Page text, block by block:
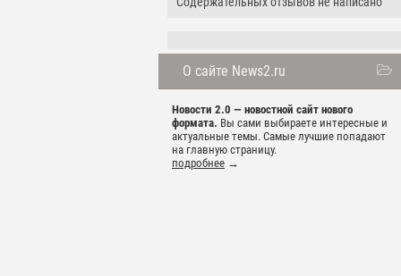
О сайте News2.ru
Новости 2.0 — новостной сайт нового
формата. Вы сами выбираете интересные и
актуальные темы. Самые лучшие попадают
на главную страницу.
подробнее →